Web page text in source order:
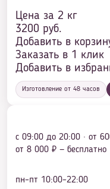
Цена за 2 кг
3200 руб.
Добавить в
Заказать в 1 клик
Добавить в
Изготовление от 48 часов
с 09:00 до 20:00 · от
от 8 000 ₽ — бесплатно
пн–пт 10:00–22:00